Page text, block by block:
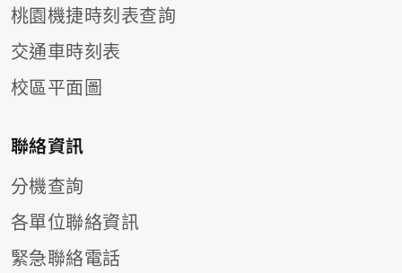
桃園機捷時刻表查詢
交通車時刻表
校區平面圖
聯絡資訊
分機查詢
各單位聯絡資訊
緊急聯絡電話